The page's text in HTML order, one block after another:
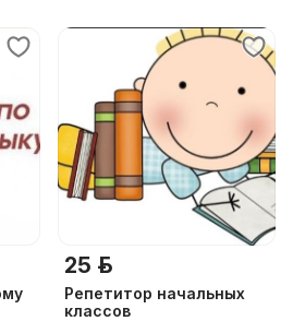
25 р.
Репетитор начальных
классов